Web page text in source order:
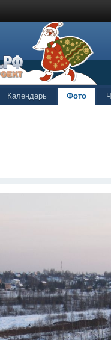
Календарь Фото